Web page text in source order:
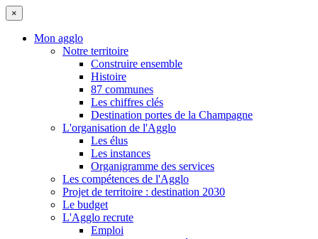
×
Mon agglo
Notre territoire
Construire ensemble
Histoire
87 communes
Les chiffres clés
Destination portes de la Champagne
L'organisation de l'Agglo
Les élus
Les instances
Organigramme des services
Les compétences de l'Agglo
Projet de territoire : destination 2030
Le budget
L'Agglo recrute
Emploi